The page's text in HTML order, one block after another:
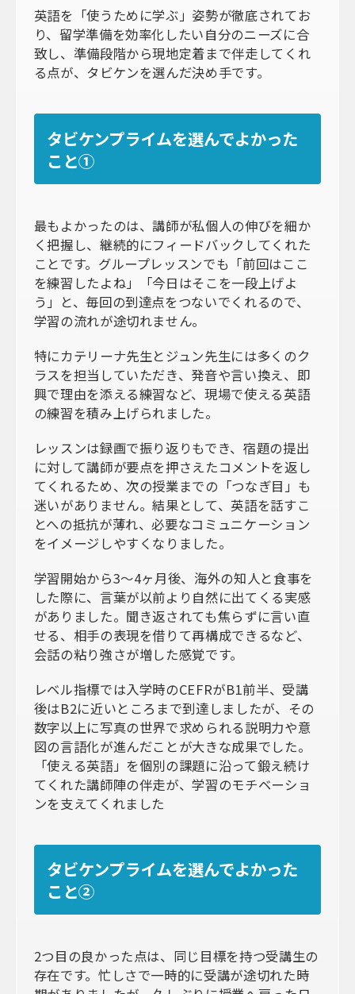
英語を「使うために学ぶ」姿勢が徹底されてお
り、留学準備を効率化したい自分のニーズに合
致し、準備段階から現地定着まで伴走してくれ
る点が、タビケンを選んだ決め手です。
タビケンプライムを選んでよかった
こと①
最もよかったのは、講師が私個人の伸びを細か
く把握し、継続的にフィードバックしてくれた
ことです。グループレッスンでも「前回はここ
を練習したよね」「今日はそこを一段上げよ
う」と、毎回の到達点をつないでくれるので、
学習の流れが途切れません。
特にカテリーナ先生とジュン先生には多くのク
ラスを担当していただき、発音や言い換え、即
興で理由を添える練習など、現場で使える英語
の練習を積み上げられました。
レッスンは録画で振り返りもでき、宿題の提出
に対して講師が要点を押さえたコメントを返し
てくれるため、次の授業までの「つなぎ目」も
迷いがありません。結果として、英語を話すこ
とへの抵抗が薄れ、必要なコミュニケーション
をイメージしやすくなりました。
学習開始から3〜4ヶ月後、海外の知人と食事を
した際に、言葉が以前より自然に出てくる実感
がありました。聞き返されても焦らずに言い直
せる、相手の表現を借りて再構成できるなど、
会話の粘り強さが増した感覚です。
レベル指標では入学時のCEFRがB1前半、受講
後はB2に近いところまで到達しましたが、その
数字以上に写真の世界で求められる説明力や意
図の言語化が進んだことが大きな成果でした。
「使える英語」を個別の課題に沿って鍛え続け
てくれた講師陣の伴走が、学習のモチベーショ
ンを支えてくれました
タビケンプライムを選んでよかった
こと②
2つ目の良かった点は、同じ目標を持つ受講生の
存在です。忙しさで一時的に受講が途切れた時